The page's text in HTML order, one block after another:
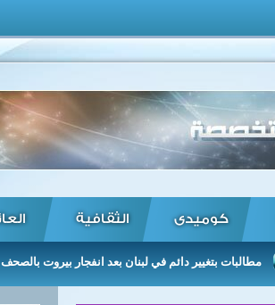
كوميدى الثقافية
بتغيير دائم في لبنان بعد انفجار بيروت بالصحف